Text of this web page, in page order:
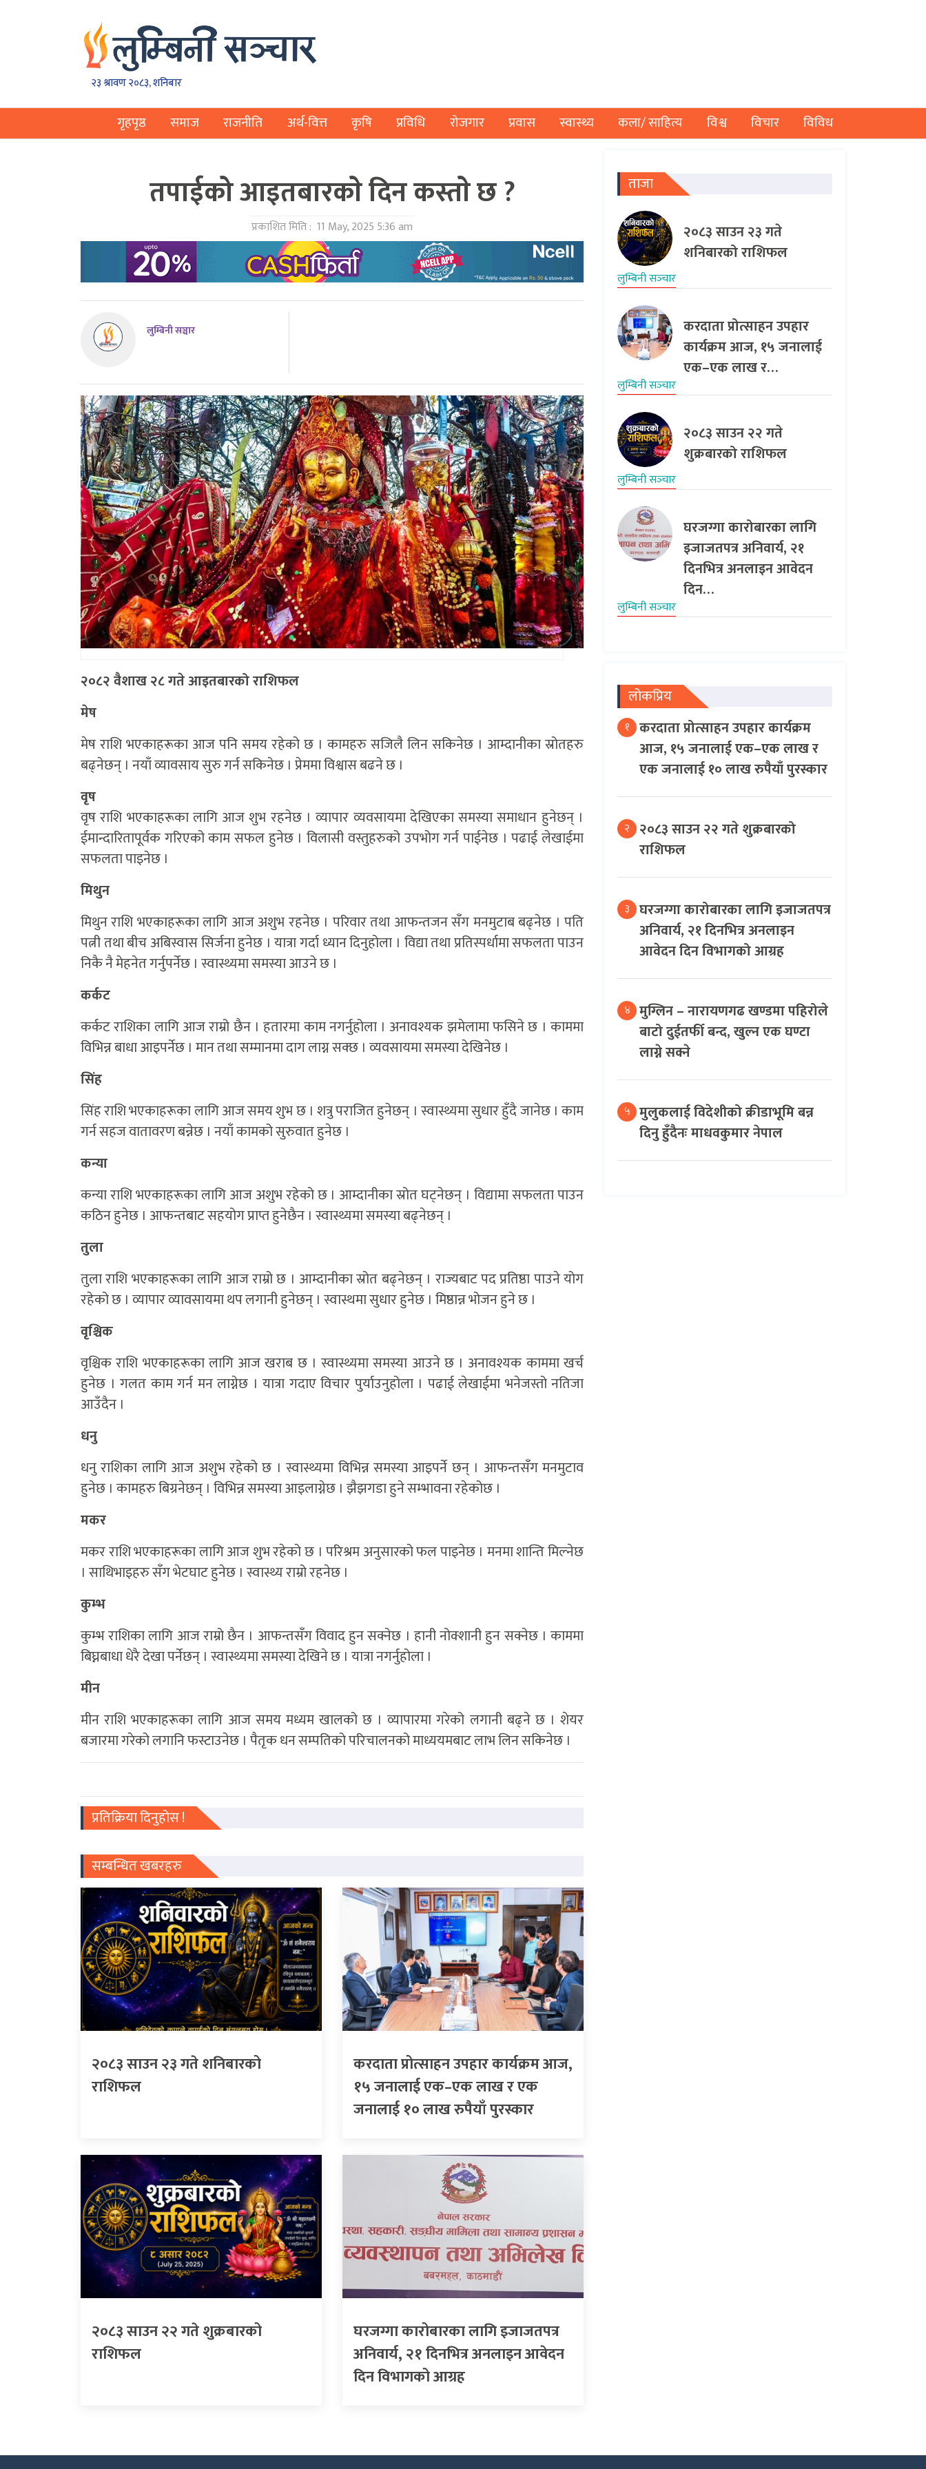
२३ श्रावण २०८३, शनिबार
गृहपृष्ठ समाज राजनीति अर्थ-वित्त कृषि प्रविधि रोजगार प्रवास स्वास्थ्य कला/ साहित्य विश्व विचार विविध
तपाईको आइतबारकाे दिन कस्ताे छ ?
प्रकाशित मिति : 11 May, 2025 5:36 am
लुम्बिनी सञ्चार
२०८२ वैशाख २८ गते आइतबारको राशिफल
मेष
मेष राशि भएकाहरूका आज पनि समय रहेको छ । कामहरु सजिलै लिन सकिनेछ । आम्दानीका स्रोतहरु
बढ्नेछन् । नयाँ व्यावसाय सुरु गर्न सकिनेछ । प्रेममा विश्वास बढने छ ।
वृष
वृष राशि भएकाहरूका लागि आज शुभ रहनेछ । व्यापार व्यवसायमा देखिएका समस्या समाधान हुनेछन् ।
ईमान्दारितापूर्वक गरिएको काम सफल हुनेछ । विलासी वस्तुहरुको उपभोग गर्न पाईनेछ । पढाई लेखाईमा
सफलता पाइनेछ ।
मिथुन
मिथुन राशि भएकाहरूका लागि आज अशुभ रहनेछ । परिवार तथा आफन्तजन सँग मनमुटाब बढ्नेछ । पति
पत्नी तथा बीच अबिस्वास सिर्जना हुनेछ । यात्रा गर्दा ध्यान दिनुहोला । विद्या तथा प्रतिस्पर्धामा सफलता पाउन
निकै नै मेहनेत गर्नुपर्नेछ । स्वास्थ्यमा समस्या आउने छ ।
कर्कट
कर्कट राशिका लागि आज राम्रो छैन । हतारमा काम नगर्नुहोला । अनावश्यक झमेलामा फसिने छ । काममा
विभिन्न बाधा आइपर्नेछ । मान तथा सम्मानमा दाग लाग्न सक्छ । व्यवसायमा समस्या देखिनेछ ।
सिंह
सिंह राशि भएकाहरूका लागि आज समय शुभ छ । शत्रु पराजित हुनेछन् । स्वास्थ्यमा सुधार हुँदै जानेछ । काम
गर्न सहज वातावरण बन्नेछ । नयाँ कामको सुरुवात हुनेछ ।
कन्या
कन्या राशि भएकाहरूका लागि आज अशुभ रहेको छ । आम्दानीका स्रोत घट्नेछन् । विद्यामा सफलता पाउन
कठिन हुनेछ । आफन्तबाट सहयोग प्राप्त हुनेछैन । स्वास्थ्यमा समस्या बढ्नेछन् ।
तुला
तुला राशि भएकाहरूका लागि आज राम्रो छ । आम्दानीका स्रोत बढ्नेछन् । राज्यबाट पद प्रतिष्ठा पाउने योग
रहेको छ । व्यापार व्यावसायमा थप लगानी हुनेछन् । स्वास्थमा सुधार हुनेछ । मिष्ठान्न भोजन हुने छ ।
वृश्चिक
वृश्चिक राशि भएकाहरूका लागि आज खराब छ । स्वास्थ्यमा समस्या आउने छ । अनावश्यक काममा खर्च
हुनेछ । गलत काम गर्न मन लाग्नेछ । यात्रा गदाए विचार पुर्याउनुहोला । पढाई लेखाईमा भनेजस्तो नतिजा
आउँदैन ।
धनु
धनु राशिका लागि आज अशुभ रहेको छ । स्वास्थ्यमा विभिन्न समस्या आइपर्ने छन् । आफन्तसँग मनमुटाव
हुनेछ । कामहरु बिग्रनेछन् । विभिन्न समस्या आइलाग्नेछ । झैझगडा हुने सम्भावना रहेकोछ ।
मकर
मकर राशि भएकाहरूका लागि आज शुभ रहेको छ । परिश्रम अनुसारको फल पाइनेछ । मनमा शान्ति मिल्नेछ
। साथिभाइहरु सँग भेटघाट हुनेछ । स्वास्थ्य राम्रो रहनेछ ।
कुम्भ
कुम्भ राशिका लागि आज राम्रो छैन । आफन्तसँग विवाद हुन सक्नेछ । हानी नोक्शानी हुन सक्नेछ । काममा
बिघ्नबाधा धेरै देखा पर्नेछन् । स्वास्थ्यमा समस्या देखिने छ । यात्रा नगर्नुहोला ।
मीन
मीन राशि भएकाहरूका लागि आज समय मध्यम खालको छ । व्यापारमा गरेको लगानी बढ्ने छ । शेयर
बजारमा गरेको लगानि फस्टाउनेछ । पैतृक धन सम्पतिको परिचालनको माध्ययमबाट लाभ लिन सकिनेछ ।
प्रतिक्रिया दिनुहोस !
सम्बन्धित खबरहरु
२०८३ साउन २३ गते शनिबारको
राशिफल
करदाता प्रोत्साहन उपहार कार्यक्रम आज,
१५ जनालाई एक–एक लाख र एक
जनालाई १० लाख रुपैयाँ पुरस्कार
२०८३ साउन २२ गते शुक्रबारको
राशिफल
घरजग्गा कारोबारका लागि इजाजतपत्र
अनिवार्य, २१ दिनभित्र अनलाइन आवेदन
दिन विभागको आग्रह
ताजा
२०८३ साउन २३ गते
शनिबारको राशिफल
लुम्बिनी सञ्‍चार
करदाता प्रोत्साहन उपहार
कार्यक्रम आज, १५ जनालाई
एक–एक लाख र…
लुम्बिनी सञ्‍चार
२०८३ साउन २२ गते
शुक्रबारको राशिफल
लुम्बिनी सञ्‍चार
घरजग्गा कारोबारका लागि
इजाजतपत्र अनिवार्य, २१
दिनभित्र अनलाइन आवेदन
दिन…
लुम्बिनी सञ्‍चार
लोकप्रिय
१ करदाता प्रोत्साहन उपहार कार्यक्रम
आज, १५ जनालाई एक–एक लाख र
एक जनालाई १० लाख रुपैयाँ पुरस्कार
२ २०८३ साउन २२ गते शुक्रबारको
राशिफल
३ घरजग्गा कारोबारका लागि इजाजतपत्र
अनिवार्य, २१ दिनभित्र अनलाइन
आवेदन दिन विभागको आग्रह
४ मुग्लिन – नारायणगढ खण्डमा पहिरोले
बाटो दुईतर्फी बन्द, खुल्न एक घण्टा
लाग्ने सक्ने
५ मुलुकलाई विदेशीको क्रीडाभूमि बन्न
दिनु हुँदैनः माधवकुमार नेपाल